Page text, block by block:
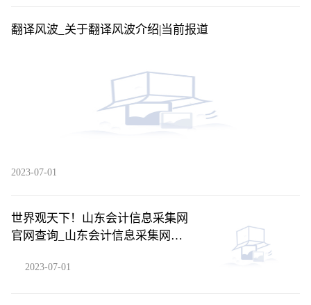
翻译风波_关于翻译风波介绍|当前报道
2023-07-01
世界观天下！山东会计信息采集网
官网查询_山东会计信息采集网官
2023-07-01